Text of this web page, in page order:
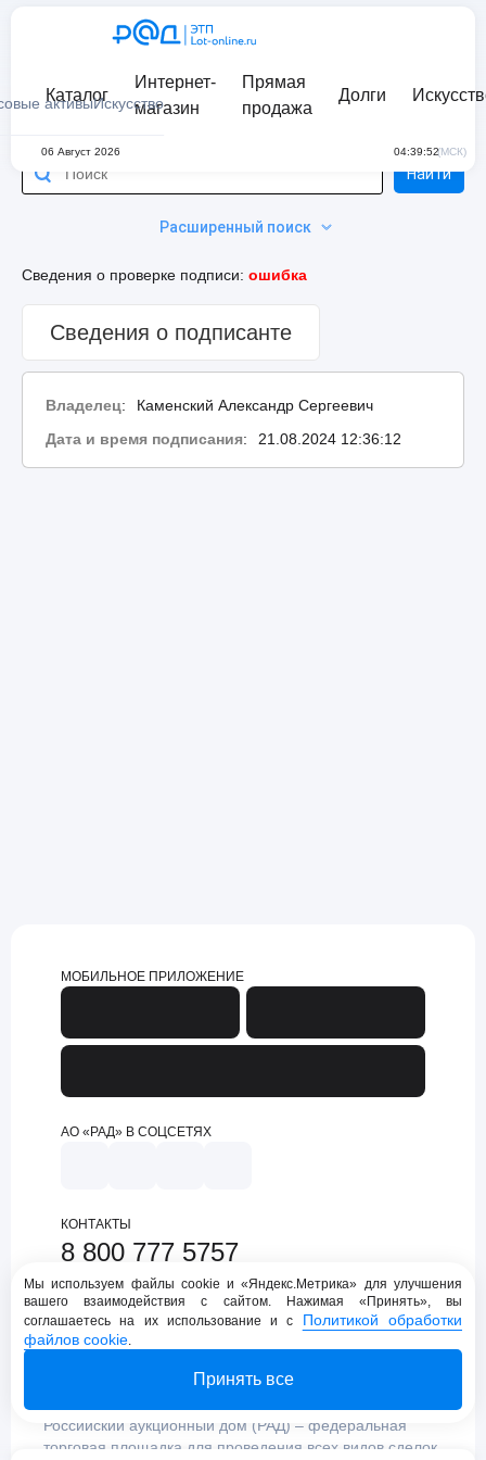
активыИскусство
Каталог
Интернет-
магазин
Прямая
продажа
Долги
06 Август 2026 04:39:52(МСК)
Расширенный поиск
Найти
Сведения о проверке подписи: ошибка
Сведения о подписанте
Владелец:
Каменский Александр Сергеевич
Дата и время подписания: 21.08.2024 12:36:12
МОБИЛЬНОЕ ПРИЛОЖЕНИЕ
АО «РАД» В СОЦСЕТЯХ
КОНТАКТЫ
8 800 777 5757
support@lot-online.ru
Техническая поддержка
Российский аукционный дом (РАД) – федеральная
торговая площадка для проведения всех видов сделок
Мы используем файлы cookie и «Яндекс.Метрика» для улучшения
вашего взаимодействия с сайтом. Нажимая «Принять», вы
соглашаетесь на их использование и с Политикой обработки
файлов cookie.
Принять все